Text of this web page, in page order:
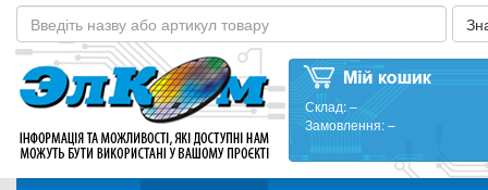
Склад:–
Замовлення:–